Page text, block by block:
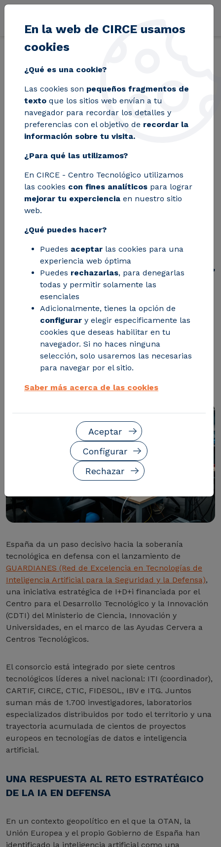
Pasar al contenido principal
Blog Siete centros tecnológicos españoles unen
Siete centros
tecnológicos
españoles unen
fuerzas en
GUARDIANES, la
primera red de
excelencia en
inteligencia artificial
para la Seguridad y la
Defensa
El proyecto, financiado por el CDTI
dentro de los Programas Estratégicos
Cervera, arrancó en enero de 2026 con
un presupuesto de casi 6 millones de
euros y una duración de tres años
España da un paso decisivo hacia la soberanía
tecnológica en defensa con el lanzamiento de
GUARDIANES (Red de Excelencia en Tecnologías de
Inteligencia Artificial para la Seguridad y la Defensa),
una iniciativa estratégica de I+D+i financiada por el
Centro para el Desarrollo Tecnológico y la Innovación
(CDTI) del Ministerio de Ciencia, Innovación y
Universidades, en el marco de las Ayudas Cervera a
Centros Tecnológicos.
El consorcio está integrado por siete centros
tecnológicos líderes a nivel nacional: ITI (coordinador),
CARTIF, CIRCE, CTIC, FIDESOL, IBV e ITG. Juntos
suman más de 1.700 investigadores, laboratorios
especializados distribuidos por todo el territorio y una
trayectoria acumulada de cientos de proyectos
europeos en tecnologías de datos e inteligencia
artificial.
UNA RESPUESTA AL RETO ESTRATÉGICO
DE LA IA EN DEFENSA
En un contexto geopolítico en el que la OTAN, la
Unión Europea y el propio Gobierno de España han
identificado la inteligencia artificial como una
En la web de CIRCE usamos
cookies
¿Qué es una cookie?
Las cookies son pequeños fragmentos de
texto que los sitios web envían a tu
navegador para recordar los detalles y
preferencias con el objetivo de recordar la
información sobre tu visita.
¿Para qué las utilizamos?
En CIRCE - Centro Tecnológico utilizamos
las cookies con fines analíticos para lograr
mejorar tu experciencia en nuestro sitio
web.
¿Qué puedes hacer?
Puedes aceptar las cookies para una
experiencia web óptima
Puedes rechazarlas, para denegarlas
todas y permitir solamente las
esenciales
Adicionalmente, tienes la opción de
configurar y elegir especificamente las
cookies que deseas habilitar en tu
navegador. Si no haces ninguna
selección, solo usaremos las necesarias
para navegar por el sitio.
Saber más acerca de las cookies
Rechazar
Configurar
Aceptar